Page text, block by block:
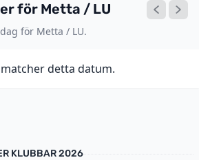
för Metta / LU
för Metta / LU.
detta datum.
KLUBBAR 2026